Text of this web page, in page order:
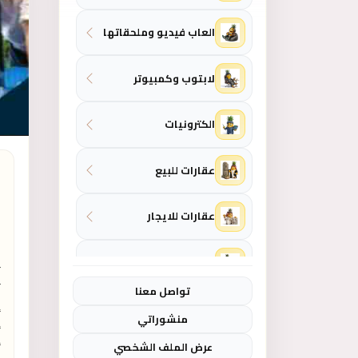
العاب فيديو وملحقاتها
لابتوب وكمبيوتر
الكترونيات
عقارات للبيع
عقارات للايجار
المنزل والحديقة
تواصل معنا
منشوراتي
عرض الملف الشخصي